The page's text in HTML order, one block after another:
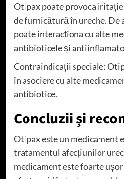
Otipax poate provoca
de furnicătură în ureche. De
poate interacționa cu alte
antibioticele și
Contraindicații speciale:
în asociere cu alte
antibiotice.
Concluzii și
Otipax este un medicament
tratamentul afecțiunilor
medicament este foarte